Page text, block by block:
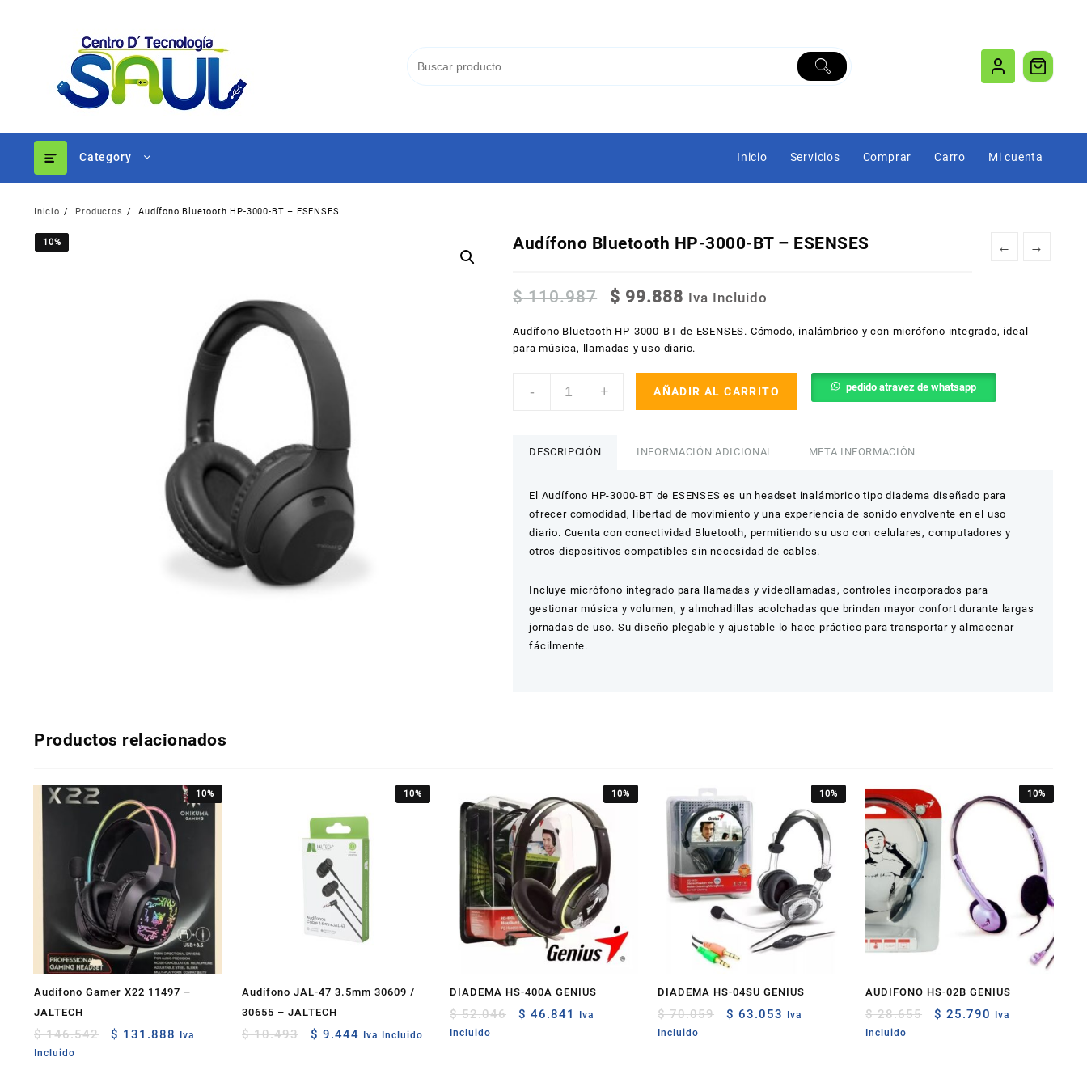
Category Inicio Servicios Comprar Carro Mi cuenta
Inicio Productos Audífono Bluetooth HP-3000-BT – ESENSES
10% ← →
Audífono Bluetooth HP-3000-BT – ESENSES
$110.987
Original
was:
$ 110.987.
$ 99.888 Current
is:
$ 99.888.
Iva Incluido
Audífono Bluetooth HP-3000-BT de ESENSES. Cómodo, inalámbrico y con micrófono integrado, ideal
para música, llamadas y uso diario.
-
Bluetooth
BT
cantidad
+ AÑADIR AL CARRITO pedido atravez de whatsapp
DESCRIPCIÓN INFORMACIÓN ADICIONAL META INFORMACIÓN
El Audífono HP-3000-BT de ESENSES es un headset inalámbrico tipo diadema diseñado para
ofrecer comodidad, libertad de movimiento y una experiencia de sonido envolvente en el uso
diario. Cuenta con conectividad Bluetooth, permitiendo su uso con celulares, computadores y
otros dispositivos compatibles sin necesidad de cables.
Incluye micrófono integrado para llamadas y videollamadas, controles incorporados para
gestionar música y volumen, y almohadillas acolchadas que brindan mayor confort durante largas
jornadas de uso. Su diseño plegable y ajustable lo hace práctico para transportar y almacenar
fácilmente.
10%
Productos relacionados
10%
Audífono Gamer X22 11497 –
JALTECH
$146.542
Original
$ 131.888 Current
Iva
Incluido
10%
Audífono JAL-47 3.5mm 30609 /
30655 – JALTECH
$10.493
Original
$ 9.444 Current
Iva Incluido
10%
DIADEMA HS-400A GENIUS
$52.046
Original
$ 46.841 Current
Iva
Incluido
10%
DIADEMA HS-04SU GENIUS
$70.059
Original
$ 63.053 Current
Iva
Incluido
10%
AUDIFONO HS-02B GENIUS
$28.655
Original
$ 25.790 Current
Iva
Incluido